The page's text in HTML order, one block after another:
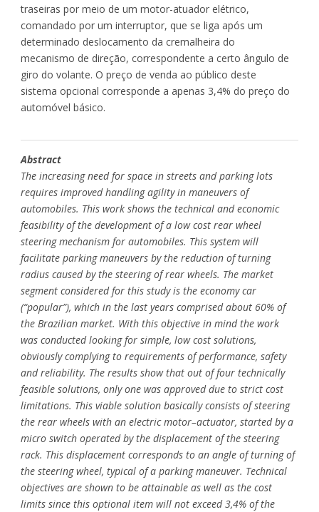
traseiras por meio de um motor-atuador elétrico,
comandado por um interruptor, que se liga após um
determinado deslocamento da cremalheira do
mecanismo de direção, correspondente a certo ângulo de
giro do volante. O preço de venda ao público deste
sistema opcional corresponde a apenas 3,4% do preço do
automóvel básico.
Abstract
The increasing need for space in streets and parking lots
requires improved handling agility in maneuvers of
automobiles. This work shows the technical and economic
feasibility of the development of a low cost rear wheel
steering mechanism for automobiles. This system will
facilitate parking maneuvers by the reduction of turning
radius caused by the steering of rear wheels. The market
segment considered for this study is the economy car
(“popular”), which in the last years comprised about 60% of
the Brazilian market. With this objective in mind the work
was conducted looking for simple, low cost solutions,
obviously complying to requirements of performance, safety
and reliability. The results show that out of four technically
feasible solutions, only one was approved due to strict cost
limitations. This viable solution basically consists of steering
the rear wheels with an electric motor–actuator, started by a
micro switch operated by the displacement of the steering
rack. This displacement corresponds to an angle of turning of
the steering wheel, typical of a parking maneuver. Technical
objectives are shown to be attainable as well as the cost
limits since this optional item will not exceed 3,4% of the